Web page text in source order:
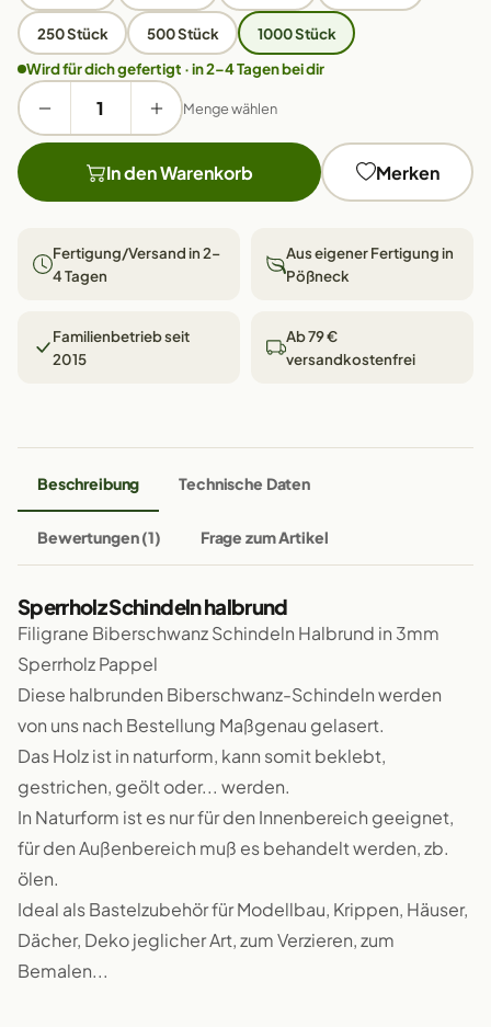
250 Stück 500 Stück
1000 Stück
Wird für dich gefertigt · in 2–4 Tagen bei dir
Menge wählen
In den Warenkorb Merken
Fertigung/Versand in 2–
4 Tagen
Aus eigener Fertigung in
Pößneck
Familienbetrieb seit
2015
Ab 79 €
versandkostenfrei
Beschreibung Technische Daten
Bewertungen (1) Frage zum Artikel
Sperrholz Schindeln halbrund
Filigrane Biberschwanz Schindeln Halbrund in 3mm
Sperrholz Pappel
Diese halbrunden Biberschwanz-Schindeln werden
von uns nach Bestellung Maßgenau gelasert.
Das Holz ist in naturform, kann somit beklebt,
gestrichen, geölt oder... werden.
In Naturform ist es nur für den Innenbereich geeignet,
für den Außenbereich muß es behandelt werden, zb.
ölen.
Ideal als Bastelzubehör für Modellbau, Krippen, Häuser,
Dächer, Deko jeglicher Art, zum Verzieren, zum
Bemalen...